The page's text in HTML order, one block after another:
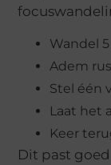
Wandel
Adem
Stel één
Laat het
Keer
Dit past